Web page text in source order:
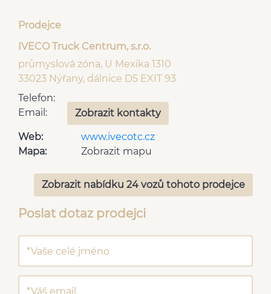
(DAB)
Asistent rozjezdu do
Prodejce
IVECO Truck Centrum, s.r.o.
průmyslová zóna, U Mexika 1310
33023 Nýřany, dálnice D5 EXIT 93
Telefon:
Email:
Zobrazit kontakty
Web:
www.ivecotc.cz
Mapa:
Zobrazit mapu
Zobrazit nabídku 24 vozů tohoto prodejce
Poslat dotaz prodejci